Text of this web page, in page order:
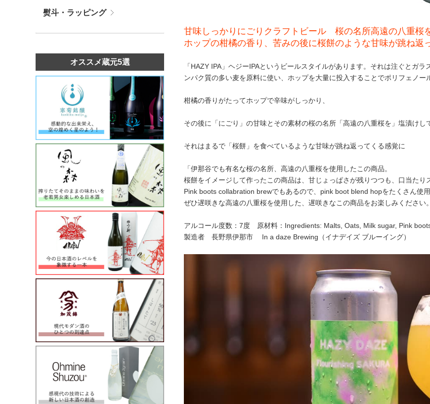
甘味しっかりにごりクラフトビール 桜の名所高遠の八重桜
ホップの柑橘の香り、苦みの後に桜餅のような甘味が跳ね返
「HAZY IPA」ヘジーIPAというビールスタイルがあります。それは注ぐとガ
ンパク質の多い麦を原料に使い、ホップを大量に投入することでポリフェノ
柑橘の香りがたってホップで辛味がしっかり、
その後に「にごり」の甘味とその素材の桜の名所「高遠の八重桜を」塩漬け
それはまるで「桜餅」を食べているような甘味が跳ね返ってくる感覚に
「伊那谷でも有名な桜の名所、高遠の八重桜を使用したこの商品。
桜餅をイメージして作ったこの商品は、甘じょっぱさが残りつつも、口当たり
Pink boots collabration brewでもあるので、pink boot blend hopをたくさん使
ぜひ遅咲きな高遠の八重桜を使用した、遅咲きなこの商品をお楽しみください
アルコール度数：7度 原材料：Ingredients: Malts, Oats, Milk sugar, Pink
製造者 長野県伊那市 In a daze Brewing（イナデイズ ブルーイング）
熨斗・ラッピング
オススメ蔵元5選